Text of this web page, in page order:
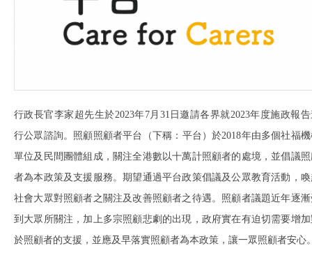
行政長官李家超先生於2023年7月31日邀請各界就2023年度施政報
行公眾諮詢。照顧照顧者平台（下稱：平台）於2018年由多個社福
單位及⺠間團體組成，關注全港數以⼗萬計照顧者的處境，並倡議
者為本政策及支援服務。期望通過平台政策倡議及公眾教育活動，
社會⼤眾對照顧者之關注及改善照顧者之待遇。照顧者議題近年逐
到大眾所關注，加上多宗照顧悲劇的出現，政府實在有迫切需要增
於照顧者的支援，並應及早落實照顧者為本政策，讓一眾照顧者安心